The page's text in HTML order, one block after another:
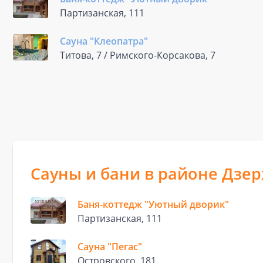
Партизанская, 111
Сауна "Клеопатра"
Титова, 7 / Римского-Корсакова, 7
Сауны и бани в районе
Баня-коттедж "Уютный дворик"
Партизанская, 111
Сауна "Пегас"